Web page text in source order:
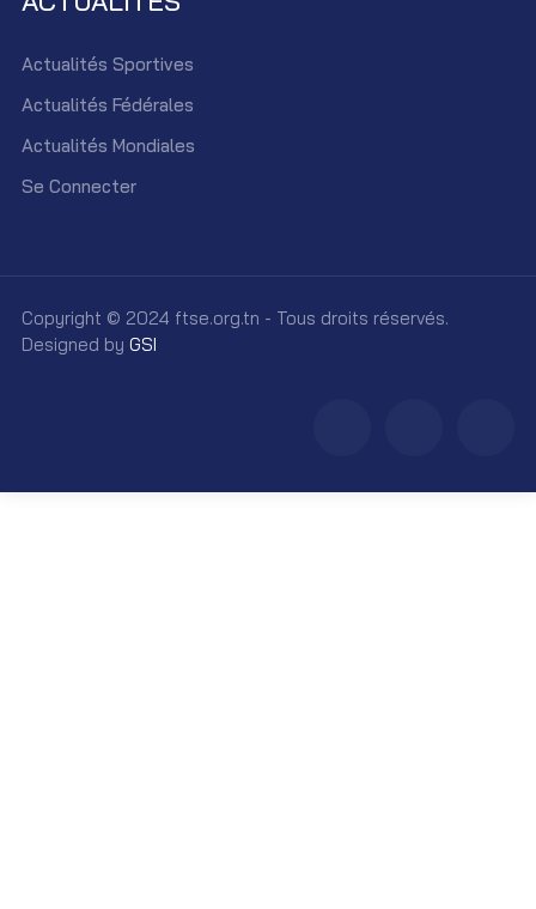
Actualités Sportives
Actualités Fédérales
Actualités Mondiales
Se Connecter
Copyright © 2024 ftse.org.tn - Tous droits réservés.
Designed by GSI